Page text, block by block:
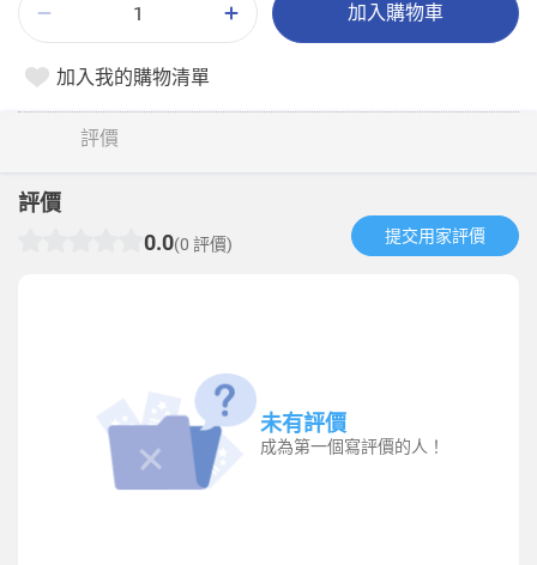
加入購物車
加入我的購物清單
評價
評價
0.0(0 評價) 提交用家評價​
未有評價
成為第一個寫評價的人！